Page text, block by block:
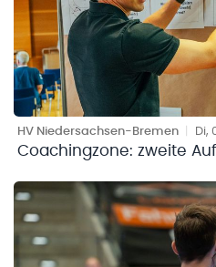
HV Niedersachsen-Bremen Di,
Coachingzone: zweite